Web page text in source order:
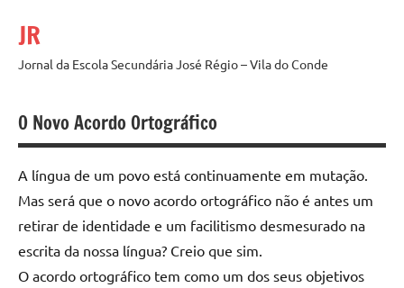
paraJR
Jornal da Escola Secundária José Régio – Vila do Conde
O Novo Acordo Ortográfico
A língua de um povo está continuamente em mutação.
Mas será que o novo acordo ortográfico não é antes um
retirar de identidade e um facilitismo desmesurado na
escrita da nossa língua? Creio que sim.
O acordo ortográfico tem como um dos seus objetivos